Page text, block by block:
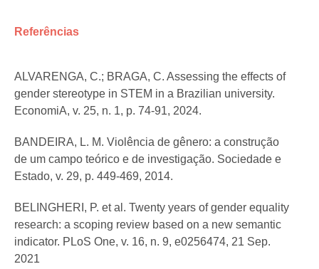
Referências
ALVARENGA, C.; BRAGA, C. Assessing the effects of
gender stereotype in STEM in a Brazilian university.
EconomiA, v. 25, n. 1, p. 74-91, 2024.
BANDEIRA, L. M. Violência de gênero: a construção
de um campo teórico e de investigação. Sociedade e
Estado, v. 29, p. 449-469, 2014.
BELINGHERI, P. et al. Twenty years of gender equality
research: a scoping review based on a new semantic
indicator. PLoS One, v. 16, n. 9, e0256474, 21 Sep.
2021